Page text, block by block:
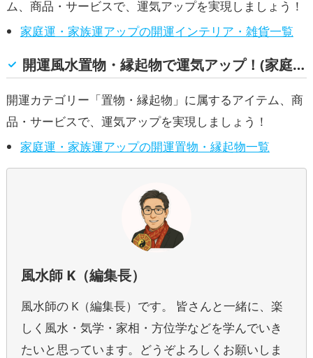
ム、商品・サービスで、運気アップを実現しましょう！
家庭運・家族運アップの開運インテリア・雑貨一覧
開運風水置物・縁起物で運気アップ！(家庭運・家族運)
開運カテゴリー「置物・縁起物」に属するアイテム、商
品・サービスで、運気アップを実現しましょう！
家庭運・家族運アップの開運置物・縁起物一覧
風水師 K（編集長）
風水師の K（編集長）です。 皆さんと一緒に、楽
しく風水・気学・家相・方位学などを学んでいき
たいと思っています。どうぞよろしくお願いしま